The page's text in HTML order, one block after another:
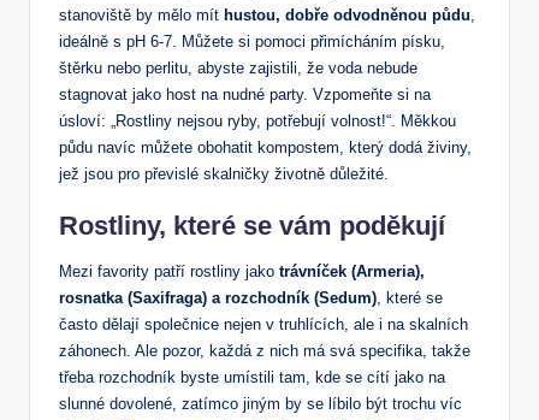
stanoviště by mělo mít hustou, dobře odvodněnou půdu,
ideálně s pH 6-7. Můžete si pomoci přimícháním písku,
štěrku nebo perlitu, abyste zajistili, že voda nebude
stagnovat jako host na nudné party. Vzpomeňte si na
úsloví: „Rostliny nejsou ryby, potřebují volnost!“. Měkkou
půdu navíc můžete obohatit kompostem, který dodá živiny,
jež jsou pro převislé skalničky životně důležité.
Rostliny, které se vám poděkují
Mezi favority patří rostliny jako trávníček (Armeria),
rosnatka (Saxifraga) a rozchodník (Sedum), které se
často dělají společnice nejen v truhlících, ale i na skalních
záhonech. Ale pozor, každá z nich má svá specifika, takže
třeba rozchodník byste umístili tam, kde se cítí jako na
slunné dovolené, zatímco jiným by se líbilo být trochu víc